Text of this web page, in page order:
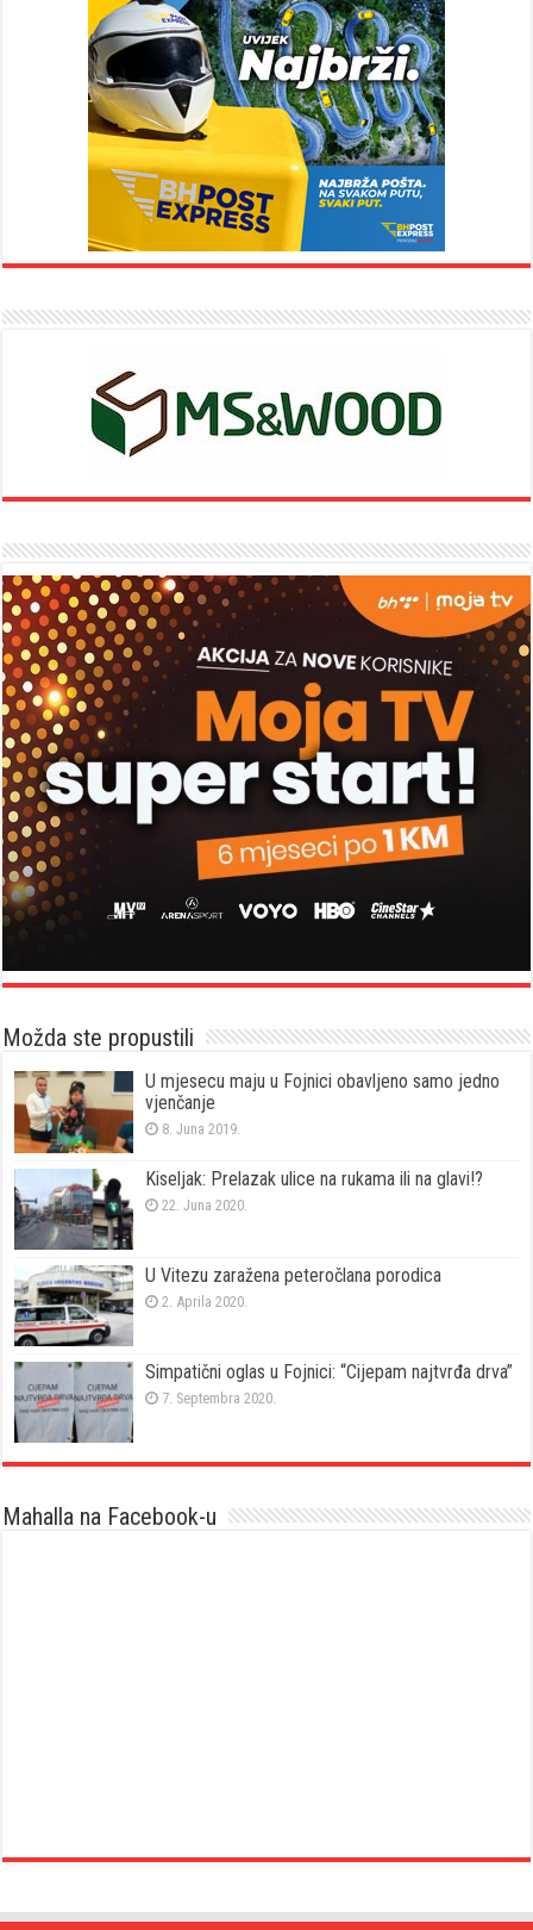
Možda ste propustili
U mjesecu maju u Fojnici obavljeno samo jedno
vjenčanje
8. Juna 2019.
Kiseljak: Prelazak ulice na rukama ili na glavi!?
22. Juna 2020.
U Vitezu zaražena peteročlana porodica
2. Aprila 2020.
Simpatični oglas u Fojnici: “Cijepam najtvrđa drva”
7. Septembra 2020.
Mahalla na Facebook-u